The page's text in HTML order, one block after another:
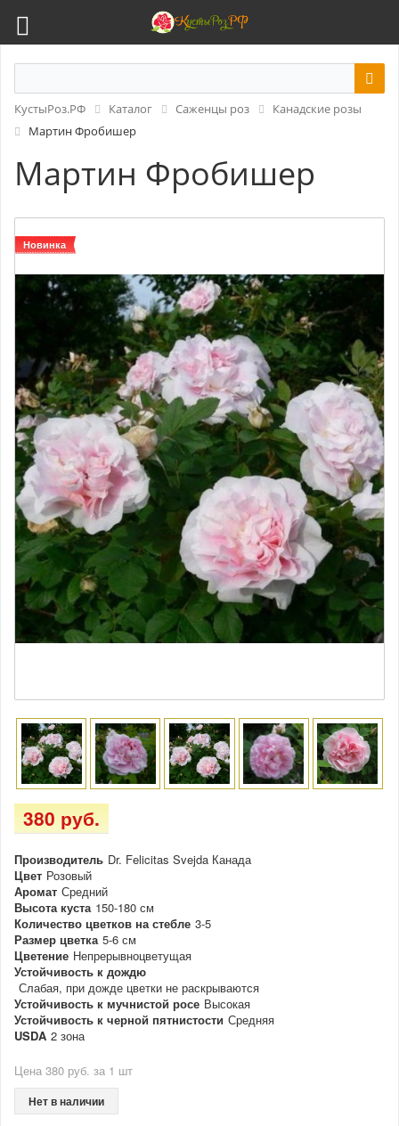
КустыРоз.РФ Каталог Саженцы роз
Канадские розы
Мартин Фробишер
Мартин Фробишер
Новинка
380 руб.
Производитель Dr. Felicitas Svejda Канада
Цвет Розовый
Аромат Средний
Высота куста 150-180 см
Количество цветков на стебле 3-5
Размер цветка 5-6 см
Цветение Непрерывноцветущая
Устойчивость к дождю
Слабая, при дожде цветки не раскрываются
Устойчивость к мучнистой росе Высокая
Устойчивость к черной пятнистости Средняя
USDA 2 зона
Цена 380 руб. за 1 шт
Нет в наличии